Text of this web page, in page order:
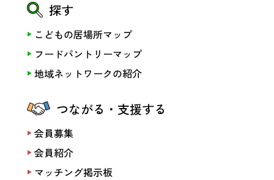
探す
こどもの居場所マップ
フードパントリーマップ
地域ネットワークの紹介
つながる・支援する
会員募集
会員紹介
マッチング掲示板